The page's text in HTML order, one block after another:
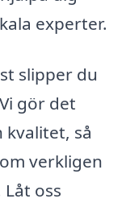
experter.
slipper du
gör det
så
verkligen
oss